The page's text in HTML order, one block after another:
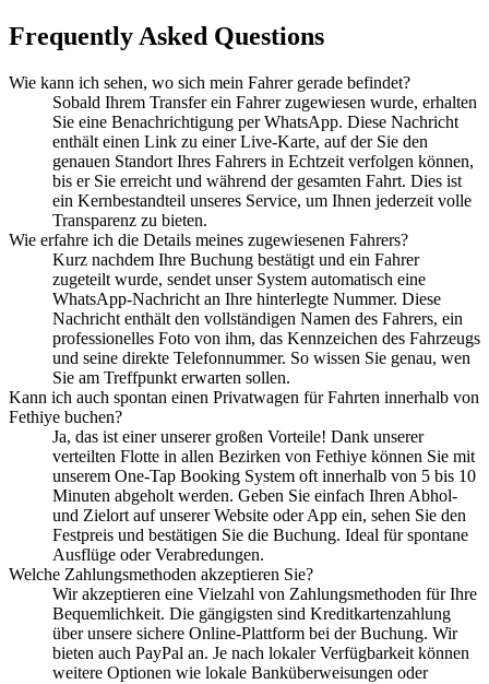
Frequently Asked Questions
Wie kann ich sehen, wo sich mein Fahrer gerade befindet?
Sobald Ihrem Transfer ein Fahrer zugewiesen wurde, erhalten
Sie eine Benachrichtigung per WhatsApp. Diese Nachricht
enthält einen Link zu einer Live-Karte, auf der Sie den
genauen Standort Ihres Fahrers in Echtzeit verfolgen können,
bis er Sie erreicht und während der gesamten Fahrt. Dies ist
ein Kernbestandteil unseres Service, um Ihnen jederzeit volle
Transparenz zu bieten.
Wie erfahre ich die Details meines zugewiesenen Fahrers?
Kurz nachdem Ihre Buchung bestätigt und ein Fahrer
zugeteilt wurde, sendet unser System automatisch eine
WhatsApp-Nachricht an Ihre hinterlegte Nummer. Diese
Nachricht enthält den vollständigen Namen des Fahrers, ein
professionelles Foto von ihm, das Kennzeichen des Fahrzeugs
und seine direkte Telefonnummer. So wissen Sie genau, wen
Sie am Treffpunkt erwarten sollen.
Kann ich auch spontan einen Privatwagen für Fahrten innerhalb von
Fethiye buchen?
Ja, das ist einer unserer großen Vorteile! Dank unserer
verteilten Flotte in allen Bezirken von Fethiye können Sie mit
unserem One-Tap Booking System oft innerhalb von 5 bis 10
Minuten abgeholt werden. Geben Sie einfach Ihren Abhol-
und Zielort auf unserer Website oder App ein, sehen Sie den
Festpreis und bestätigen Sie die Buchung. Ideal für spontane
Ausflüge oder Verabredungen.
Welche Zahlungsmethoden akzeptieren Sie?
Wir akzeptieren eine Vielzahl von Zahlungsmethoden für Ihre
Bequemlichkeit. Die gängigsten sind Kreditkartenzahlung
über unsere sichere Online-Plattform bei der Buchung. Wir
bieten auch PayPal an. Je nach lokaler Verfügbarkeit können
weitere Optionen wie lokale Banküberweisungen oder